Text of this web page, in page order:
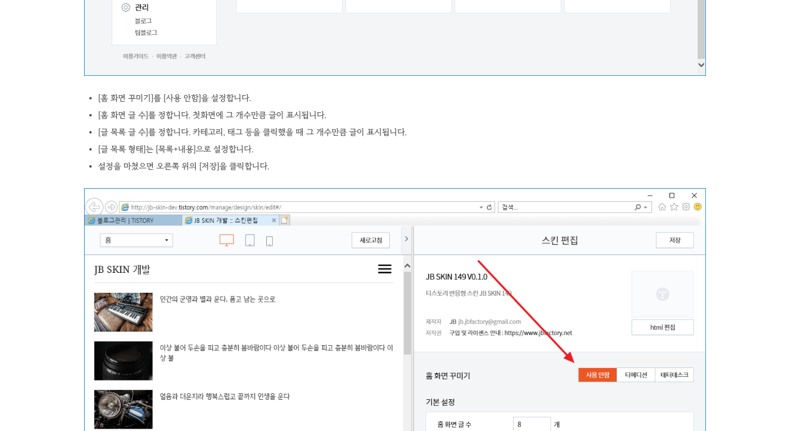
[홈 화면 꾸미기]를 [사용 안함]을 설정합니다.
[홈 화면 글 수]를 정합니다. 첫화면에 그 개수만큼 글이 표시됩니다.
[글 목록 글 수]를 정합니다. 카테고리, 태그 등을 클릭했을 때 그 개수만큼 글이 표시됩니다.
[글 목록 형태]는 [목록+내용]으로 설정합니다.
설정을 마쳤으면 오른쪽 위의 [저장]을 클릭합니다.